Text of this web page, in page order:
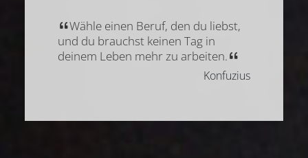
Wähle einen Beruf, den du liebst,
und du brauchst keinen Tag in
deinem Leben mehr zu arbeiten.
Konfuzius